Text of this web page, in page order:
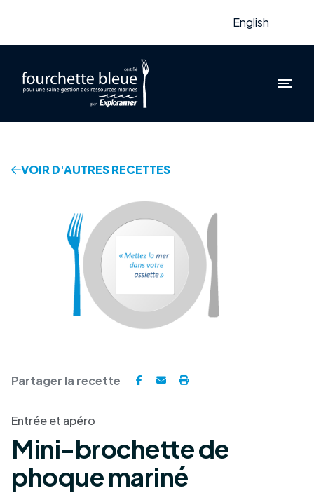
English
VOIR D'AUTRES RECETTES
Partager la recette
Entrée et apéro
Mini-brochette de
phoque mariné